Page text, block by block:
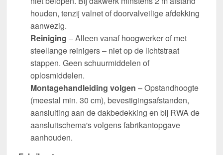
houden, tenzij valnet of doorvalveilige afdekking
aanwezig.
Reiniging – Alleen vanaf hoogwerker of met
steellange reinigers – niet op de lichtstraat
stappen. Geen schuurmiddelen of
oplosmiddelen.
Montagehandleiding volgen – Opstandhoogte
(meestal min. 30 cm), bevestigingsafstanden,
aansluiting aan de dakbedekking en bij RWA de
aansluitschema's volgens fabrikantopgave
aanhouden.